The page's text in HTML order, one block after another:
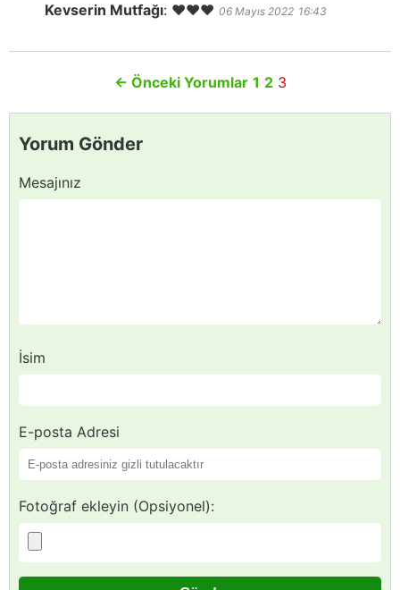
Kevserin Mutfağı: ❤️❤️❤️ 06 Mayıs 2022 16:43
← Önceki Yorumlar 1 2 3
Yorum Gönder
Mesajınız
İsim
E-posta Adresi
Fotoğraf ekleyin (Opsiyonel):